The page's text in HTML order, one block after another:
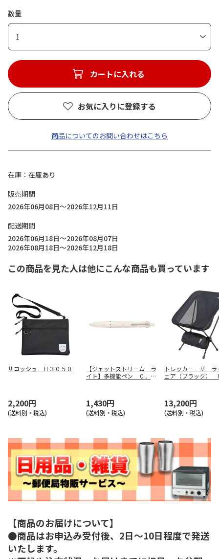
数量
1
カートに入れる
お気に入りに登録する
商品についてのお問い合わせはこちら
在庫
在庫あり
販売期間
2026年06月08日～2026年12月11日
配送期間
2026年06月18日～2026年08月07日
2026年08月18日～2026年12月18日
この商品を見た人は他にこんな商品も買っています
サコッシュ Ｈ３０５０
2,200円
(送料別・税込)
【ジェットストリーム ラ
イト】多機能ペン ０．５
1,430円
(送料別・税込)
トレッカー ザ ラ
ェア（ブラック）
13,200円
(送料別・税込)
【商品のお届けについて】
●商品はお申込み受付後、2日～10日程度で発送
いたします。